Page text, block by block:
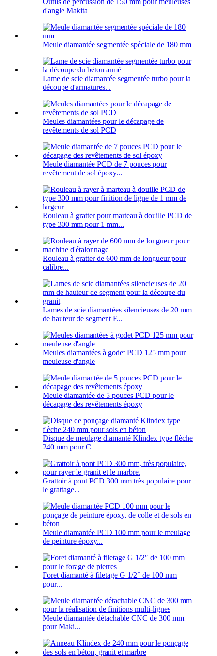
Outils de percussion de 150 mm pour meuleuses
d'angle Makita
Meule diamantée segmentée spéciale de 180 mm
Lame de scie diamantée segmentée turbo pour la
découpe d'armatures...
Meules diamantées pour le décapage de
revêtements de sol PCD
Meule diamantée PCD de 7 pouces pour
revêtement de sol époxy...
Rouleau à gratter pour marteau à douille PCD de
type 300 mm pour 1 mm...
Rouleau à gratter de 600 mm de longueur pour
calibre...
Lames de scie diamantées silencieuses de 20 mm
de hauteur de segment F...
Meules diamantées à godet PCD 125 mm pour
meuleuse d'angle
Meule diamantée de 5 pouces PCD pour le
décapage des revêtements époxy
Disque de meulage diamanté Klindex type flèche
240 mm pour C...
Grattoir à pont PCD 300 mm très populaire pour
le grattage...
Meule diamantée PCD 100 mm pour le meulage
de peinture époxy...
Foret diamanté à filetage G 1/2″ de 100 mm
pour...
Meule diamantée détachable CNC de 300 mm
pour Maki...